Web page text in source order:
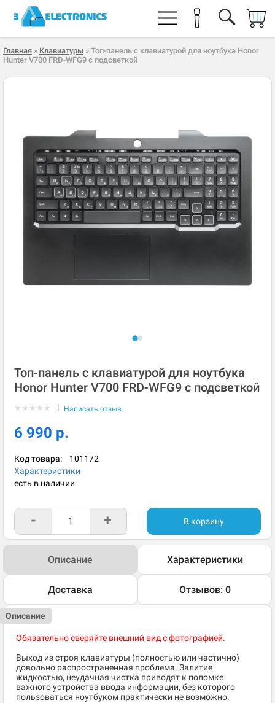
Главная » Клавиатуры » Топ-панель с клавиатурой для ноутбука Honor
Hunter V700 FRD-WFG9 с подсветкой
Топ-панель с клавиатурой для ноутбука
Honor Hunter V700 FRD-WFG9 с подсветкой
★ ★ ★ ★ ★ | Написать отзыв
6 990 р.
Код товара: 101172
Характеристики
есть в наличии
- + В корзину
Описание Характеристики
Доставка Отзывов: 0
Описание
Обязательно сверяйте внешний вид с фотографией.
Выход из строя клавиатуры (полностью или частично)
довольно распространенная проблема. Залитие
жидкостью, неудачная чистка приводят к поломке
важного устройства ввода информации, без которого
пользоваться ноутбуком практически не возможно.